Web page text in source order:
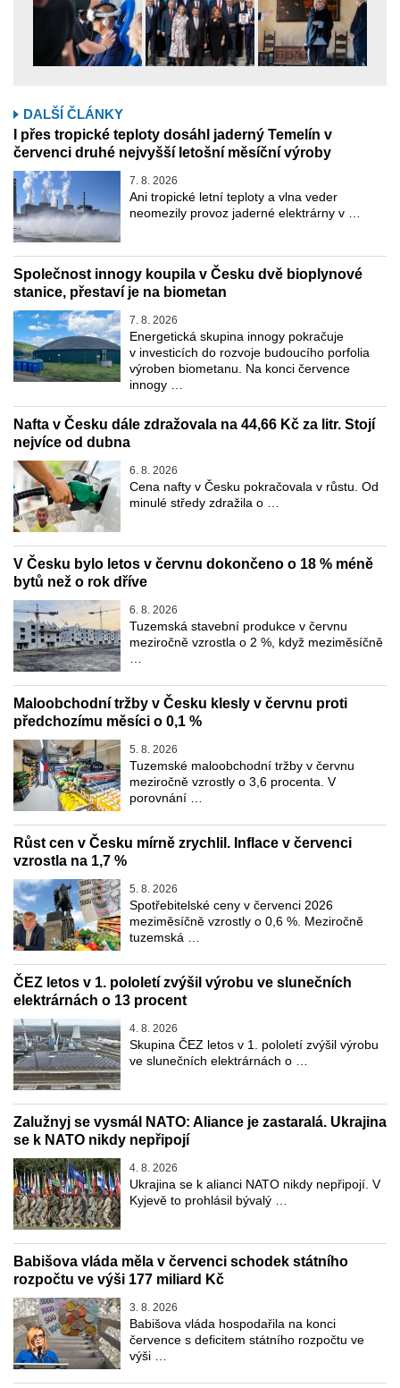
DALŠÍ ČLÁNKY
I přes tropické teploty dosáhl jaderný Temelín v
červenci druhé nejvyšší letošní měsíční výroby
7. 8. 2026
Ani tropické letní teploty a vlna veder
neomezily provoz jaderné elektrárny v …
Společnost innogy koupila v Česku dvě bioplynové
stanice, přestaví je na biometan
7. 8. 2026
Energetická skupina innogy pokračuje
v investicích do rozvoje budoucího porfolia
výroben biometanu. Na konci července
innogy …
Nafta v Česku dále zdražovala na 44,66 Kč za litr. Stojí
nejvíce od dubna
6. 8. 2026
Cena nafty v Česku pokračovala v růstu. Od
minulé středy zdražila o …
V Česku bylo letos v červnu dokončeno o 18 % méně
bytů než o rok dříve
6. 8. 2026
Tuzemská stavební produkce v červnu
meziročně vzrostla o 2 %, když meziměsíčně
Maloobchodní tržby v Česku klesly v červnu proti
předchozímu měsíci o 0,1 %
5. 8. 2026
Tuzemské maloobchodní tržby v červnu
meziročně vzrostly o 3,6 procenta. V
porovnání …
Růst cen v Česku mírně zrychlil. Inflace v červenci
vzrostla na 1,7 %
5. 8. 2026
Spotřebitelské ceny v červenci 2026
meziměsíčně vzrostly o 0,6 %. Meziročně
tuzemská …
ČEZ letos v 1. pololetí zvýšil výrobu ve slunečních
elektrárnách o 13 procent
4. 8. 2026
Skupina ČEZ letos v 1. pololetí zvýšil výrobu
ve slunečních elektrárnách o …
Zalužnyj se vysmál NATO: Aliance je zastaralá. Ukrajina
se k NATO nikdy nepřipojí
4. 8. 2026
Ukrajina se k alianci NATO nikdy nepřipojí. V
Kyjevě to prohlásil bývalý …
Babišova vláda měla v červenci schodek státního
rozpočtu ve výši 177 miliard Kč
3. 8. 2026
Babišova vláda hospodařila na konci
července s deficitem státního rozpočtu ve
výši …